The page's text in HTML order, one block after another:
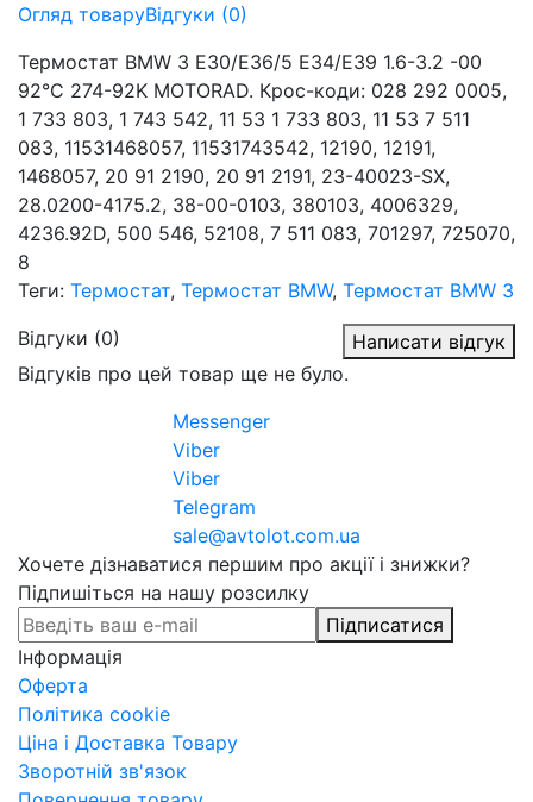
Огляд товаруВідгуки (0)
Термостат BMW 3 E30/E36/5 E34/E39 1.6-3.2 -00
92°C 274-92K MOTORAD. Крос-коди: 028 292 0005,
1 733 803, 1 743 542, 11 53 1 733 803, 11 53 7 511
083, 11531468057, 11531743542, 12190, 12191,
1468057, 20 91 2190, 20 91 2191, 23-40023-SX,
28.0200-4175.2, 38-00-0103, 380103, 4006329,
4236.92D, 500 546, 52108, 7 511 083, 701297, 725070,
8
Теги: Термостат, Термостат BMW, Термостат BMW 3
Відгуки (0)
Написати відгук
Відгуків про цей товар ще не було.
Messenger
Viber
Viber
Telegram
sale@avtolot.com.ua
Хочете дізнаватися першим про акції і знижки?
Підпишіться на нашу розсилку
Підписатися
Інформація
Оферта
Політика cookie
Ціна і Доставка Товару
Зворотній зв'язок